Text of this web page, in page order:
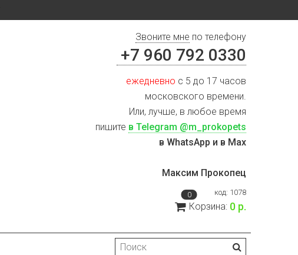
Звоните мне по телефону
+7 960 792 0330
ежедневно с 5 до 17 часов
московского времени.
Или, лучше, в любое время
пишите в Telegram @m_prokopets
в WhatsApp и в Max
Максим Прокопец
код: 1078
0
Корзина: 0 р.